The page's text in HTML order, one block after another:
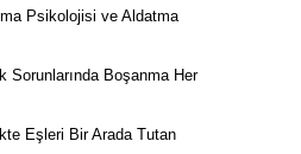
Psikolojisi ve Aldatma
Sorunlarında Boşanma Her
Eşleri Bir Arada Tutan